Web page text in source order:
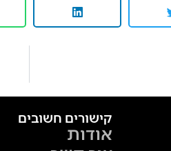
קישורים חשובים
אודות